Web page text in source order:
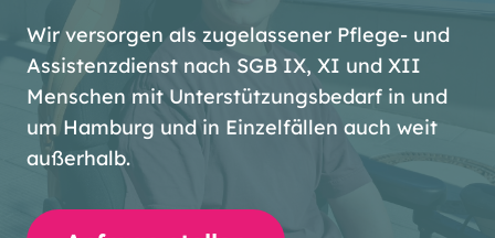
Wir versorgen als zugelassener Pflege- und
Assistenzdienst nach SGB IX, XI und XII
Menschen mit Unterstützungsbedarf in und
um Hamburg und in Einzelfällen auch weit
außerhalb.